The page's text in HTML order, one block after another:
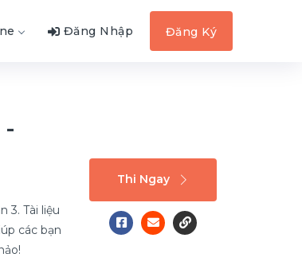
Đăng Nhập Đăng Ký
3. Tài liệu
các bạn
Thi Ngay